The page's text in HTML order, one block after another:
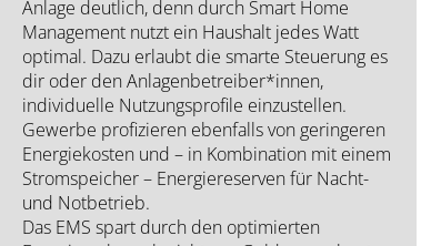
Anlage deutlich, denn durch Smart Home
Management nutzt ein Haushalt jedes Watt
optimal. Dazu erlaubt die smarte Steuerung es
dir oder den Anlagenbetreiber*innen,
individuelle Nutzungsprofile einzustellen.
Gewerbe profizieren ebenfalls von geringeren
Energiekosten und – in Kombination mit einem
Stromspeicher – Energiereserven für Nacht-
und Notbetrieb.
Das EMS spart durch den optimierten